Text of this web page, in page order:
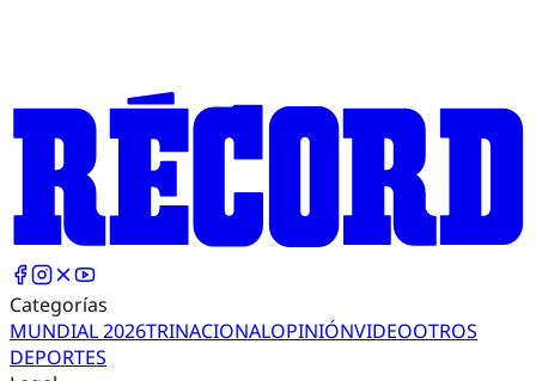
Categorías
MUNDIAL 2026TRINACIONALOPINIÓNVIDEOOTROS
DEPORTES